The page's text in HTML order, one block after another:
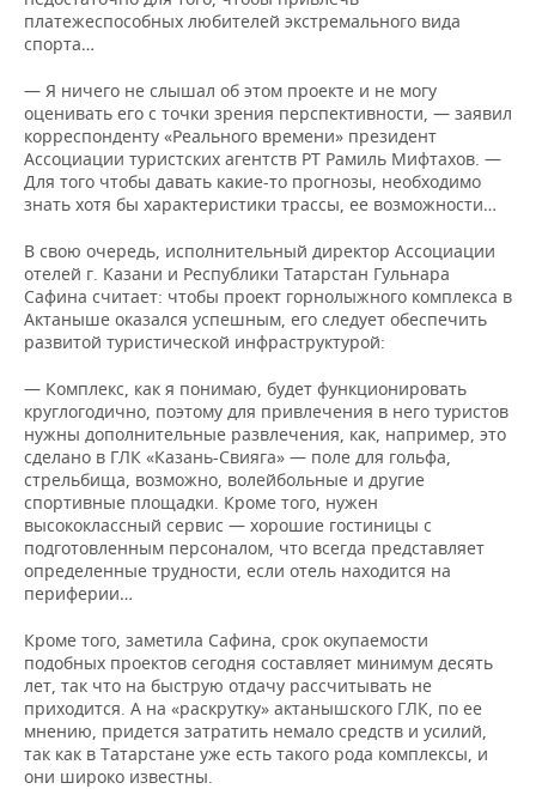
платежеспособных любителей экстремального вида
спорта…
— Я ничего не слышал об этом проекте и не могу
оценивать его с точки зрения перспективности, — заявил
корреспонденту «Реального времени» президент
Ассоциации туристских агентств РТ Рамиль Мифтахов. —
Для того чтобы давать какие-то прогнозы, необходимо
знать хотя бы характеристики трассы, ее возможности…
В свою очередь, исполнительный директор Ассоциации
отелей г. Казани и Республики Татарстан Гульнара
Сафина считает: чтобы проект горнолыжного комплекса в
Актаныше оказался успешным, его следует обеспечить
развитой туристической инфраструктурой:
— Комплекс, как я понимаю, будет функционировать
круглогодично, поэтому для привлечения в него туристов
нужны дополнительные развлечения, как, например, это
сделано в ГЛК «Казань-Свияга» — поле для гольфа,
стрельбища, возможно, волейбольные и другие
спортивные площадки. Кроме того, нужен
высококлассный сервис — хорошие гостиницы с
подготовленным персоналом, что всегда представляет
определенные трудности, если отель находится на
периферии…
Кроме того, заметила Сафина, срок окупаемости
подобных проектов сегодня составляет минимум десять
лет, так что на быструю отдачу рассчитывать не
приходится. А на «раскрутку» актанышского ГЛК, по ее
мнению, придется затратить немало средств и усилий,
так как в Татарстане уже есть такого рода комплексы, и
они широко известны.